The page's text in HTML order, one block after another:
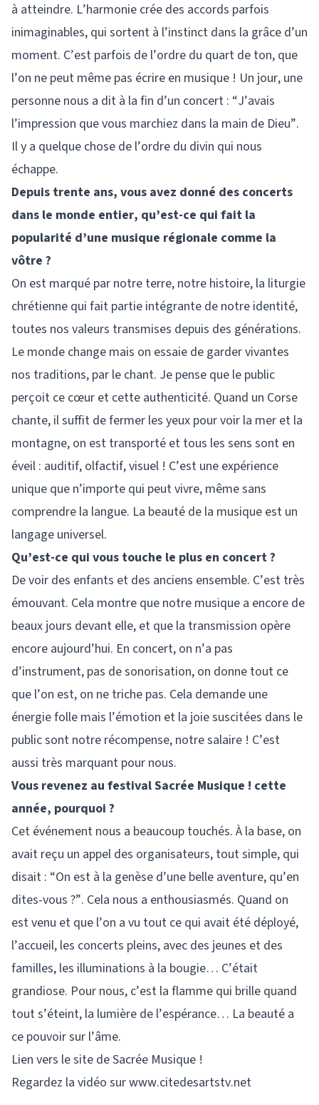
à atteindre. L’harmonie crée des accords parfois
inimaginables, qui sortent à l’instinct dans la grâce d’un
moment. C’est parfois de l’ordre du quart de ton, que
l’on ne peut même pas écrire en musique ! Un jour, une
personne nous a dit à la fin d’un concert : “J’avais
l’impression que vous marchiez dans la main de Dieu”.
Il y a quelque chose de l’ordre du divin qui nous
échappe.
Depuis trente ans, vous avez donné des concerts
dans le monde entier, qu’est-ce qui fait la
popularité d’une musique régionale comme la
vôtre ?
On est marqué par notre terre, notre histoire, la liturgie
chrétienne qui fait partie intégrante de notre identité,
toutes nos valeurs transmises depuis des générations.
Le monde change mais on essaie de garder vivantes
nos traditions, par le chant. Je pense que le public
perçoit ce cœur et cette authenticité. Quand un Corse
chante, il suffit de fermer les yeux pour voir la mer et la
montagne, on est transporté et tous les sens sont en
éveil : auditif, olfactif, visuel ! C’est une expérience
unique que n’importe qui peut vivre, même sans
comprendre la langue. La beauté de la musique est un
langage universel.
Qu’est-ce qui vous touche le plus en concert ?
De voir des enfants et des anciens ensemble. C’est très
émouvant. Cela montre que notre musique a encore de
beaux jours devant elle, et que la transmission opère
encore aujourd’hui. En concert, on n’a pas
d’instrument, pas de sonorisation, on donne tout ce
que l’on est, on ne triche pas. Cela demande une
énergie folle mais l’émotion et la joie suscitées dans le
public sont notre récompense, notre salaire ! C’est
aussi très marquant pour nous.
Vous revenez au festival Sacrée Musique ! cette
année, pourquoi ?
Cet événement nous a beaucoup touchés. À la base, on
avait reçu un appel des organisateurs, tout simple, qui
disait : “On est à la genèse d’une belle aventure, qu’en
dites-vous ?”. Cela nous a enthousiasmés. Quand on
est venu et que l’on a vu tout ce qui avait été déployé,
l’accueil, les concerts pleins, avec des jeunes et des
familles, les illuminations à la bougie… C’était
grandiose. Pour nous, c’est la flamme qui brille quand
tout s’éteint, la lumière de l’espérance… La beauté a
ce pouvoir sur l’âme.
Lien vers le site de Sacrée Musique !
Regardez la vidéo sur www.citedesartstv.net